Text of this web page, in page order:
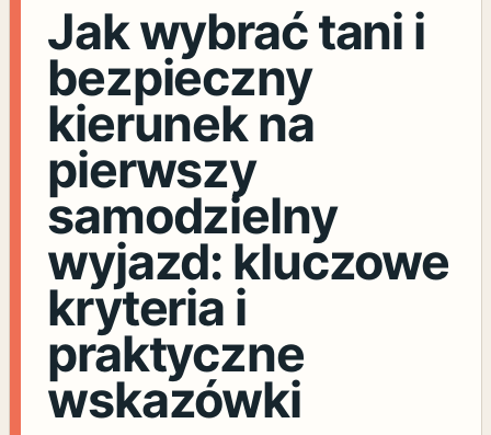
Jak wybrać tani i
bezpieczny
kierunek na
pierwszy
samodzielny
wyjazd: kluczowe
kryteria i
praktyczne
wskazówki